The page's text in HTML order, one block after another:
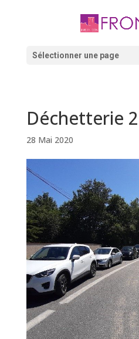
Sélectionner une page
Déchetterie 2
28 Mai 2020